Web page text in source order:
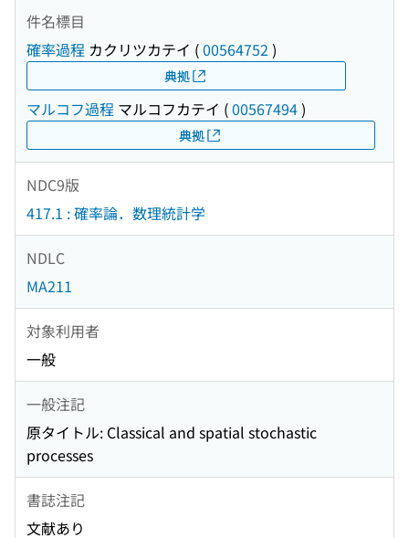
件名標目
確率過程 カクリツカテイ (00564752 )
典拠
マルコフ過程 マルコフカテイ (00567494)
典拠
NDC9版
417.1 : 確率論．数理統計学
NDLC
MA211
対象利用者
一般
一般注記
原タイトル: Classical and spatial stochastic
processes
書誌注記
文献あり